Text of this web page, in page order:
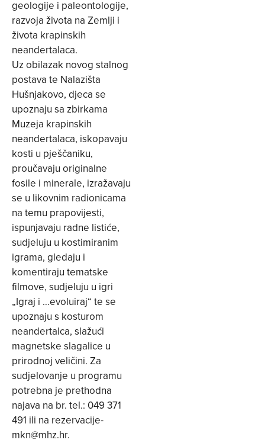
geologije i paleontologije,
razvoja života na Zemlji i
života krapinskih
neandertalaca.
Uz obilazak novog stalnog
postava te Nalazišta
Hušnjakovo, djeca se
upoznaju sa zbirkama
Muzeja krapinskih
neandertalaca, iskopavaju
kosti u pješčaniku,
proučavaju originalne
fosile i minerale, izražavaju
se u likovnim radionicama
na temu prapovijesti,
ispunjavaju radne listiće,
sudjeluju u kostimiranim
igrama, gledaju i
komentiraju tematske
filmove, sudjeluju u igri
„Igraj i …evoluiraj“ te se
upoznaju s kosturom
neandertalca, slažući
magnetske slagalice u
prirodnoj veličini. Za
sudjelovanje u programu
potrebna je prethodna
najava na br. tel.: 049 371
491 ili na rezervacije-
mkn@mhz.hr.